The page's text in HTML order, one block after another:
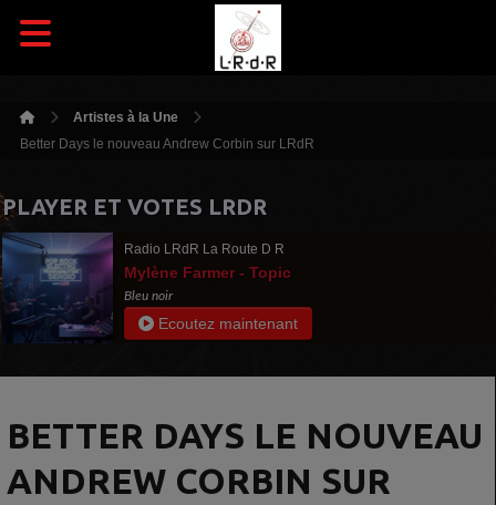
Artistes à la Une
Better Days le nouveau Andrew Corbin sur LRdR
PLAYER ET VOTES LRDR
Radio LRdR La Route D R
Mylène Farmer - Topic
Bleu noir
Ecoutez maintenant
BETTER DAYS LE NOUVEAU
ANDREW CORBIN SUR